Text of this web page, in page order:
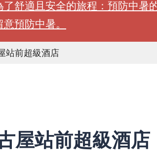
了舒適且安全的旅程：預防中
預防中暑。
站前超級酒店
屋站前超級酒店